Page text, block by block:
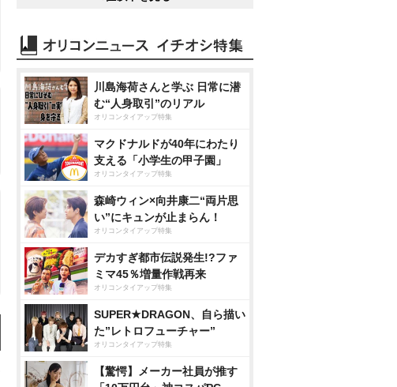
川島海荷さんと学ぶ 日常に潜
む“人身取引”のリアル
オリコンタイアップ特集
マクドナルドが40年にわたり
支える「小学生の甲子園」
オリコンタイアップ特集
森崎ウィン×向井康二“両片思
い”にキュンが止まらん！
オリコンタイアップ特集
デカすぎ都市伝説発生!?ファ
ミマ45％増量作戦再来
オリコンタイアップ特集
SUPER★DRAGON、自ら描い
た”レトロフューチャー”
オリコンタイアップ特集
【驚愕】メーカー社員が推す